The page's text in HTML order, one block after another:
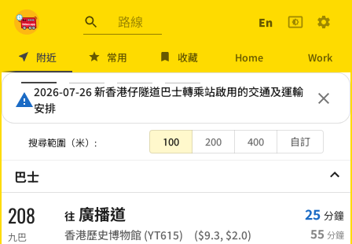
En
儀表板 - 巴士到站預報 App （免費無廣告）
無廣告手機應用程式查閱巴士線、車站、預計到達時間，路
附近 常用 收藏 Home Work
2026-07-26 新香港仔隧道巴士轉乘站啟用的交通及運輸
安排
搜尋範圍（米） : 100 200 400 自訂
巴士
208
九巴
往 廣播道
香港歷史博物館 (YT615) ($9.3, $2.0)
25 分鐘
55 分鐘